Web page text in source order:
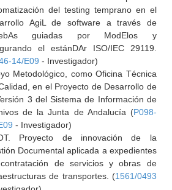
del testing temprano en el
AgiL de software a través de
guiadas por ModElos y
el estánDAr ISO/IEC 29119.
14/E09 - Investigador)
Metodológico, como Oficina Técnica
en el Proyecto de Desarrollo de
3 del Sistema de Información de
de la Junta de Andalucía (P098-
- Investigador)
Proyecto de innovación de la
Documental aplicada a expedientes
de servicios y obras de
de transportes. (1561/0493